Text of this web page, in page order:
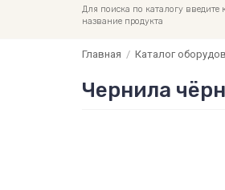
Для поиска по каталогу введите
название продукта
Главная / Каталог
Чернила